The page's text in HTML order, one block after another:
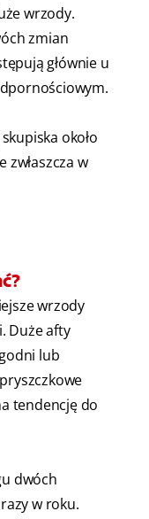
wrzody.
zmian
głównie u
około
w
wrzody
Duże afty
lub
tendencję do
dwóch
w roku.